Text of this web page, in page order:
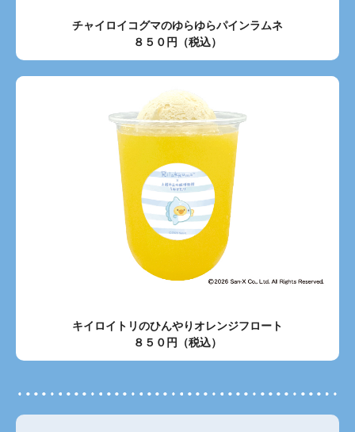
チャイロイコグマのゆらゆらパインラムネ
８５０円（税込）
キイロイトリのひんやりオレンジフロート
８５０円（税込）